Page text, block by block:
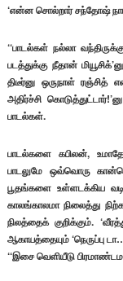
‘என்ன சொல்றார் சந்தோஷ்
‘‘பாடல்கள் நல்லா
படத்துக்கு நீதான்
திடீர்னு ஒருநாள் ரஞ்சித்
அதிர்ச்சி
பாடல்கள்.
பாடல்களை கபிலன்,
பாடலுமே ஒவ்வொரு
பூதங்களை உள்ளடக்கிய
காலங்காலமா நிலைத்து
நிலத்தைக் குறிக்கும்.
ஆகாயத்தையும் ‘நெருப்பு
‘‘இசை வெளியீடு